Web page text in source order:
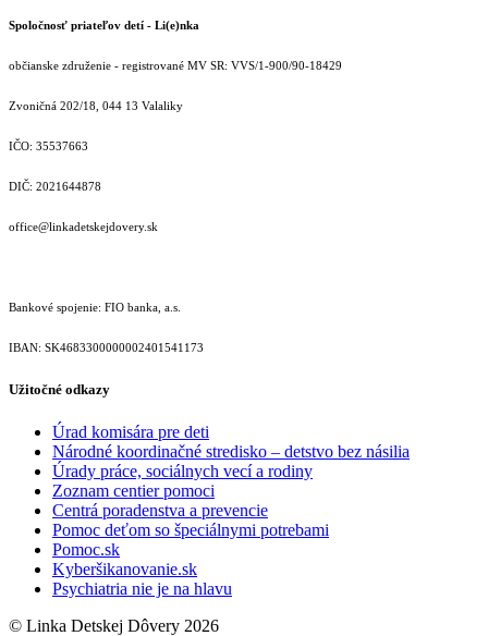
Spoločnosť priateľov detí - Li(e)nka
občianske združenie - registrované MV SR: VVS/1-900/90-18429
Zvoničná 202/18, 044 13 Valaliky
IČO: 35537663
DIČ: 2021644878
office@linkadetskejdovery.sk
Bankové spojenie: FIO banka, a.s.
IBAN: SK46833000000­02401541173
Užitočné odkazy
Úrad komisára pre deti
Národné koordinačné stredisko – detstvo bez násilia
Úrady práce, sociálnych vecí a rodiny
Zoznam centier pomoci
Centrá poradenstva a prevencie
Pomoc deťom so špeciálnymi potrebami
Pomoc.sk
Kyberšikanovanie.sk
Psychiatria nie je na hlavu
© Linka Detskej Dôvery 2026